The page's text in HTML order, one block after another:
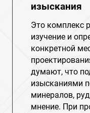
изыскания
Это комплекс
изучение и
конкретной
думают, что
изысканиями
минералов,
мнение. При